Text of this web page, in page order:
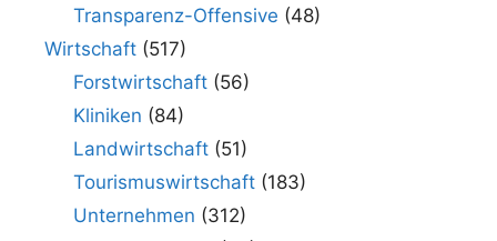
Transparenz-Offensive (48)
Wirtschaft (517)
Forstwirtschaft(56)
Kliniken (84)
Landwirtschaft(51)
Tourismuswirtschaft(183)
Unternehmen (312)